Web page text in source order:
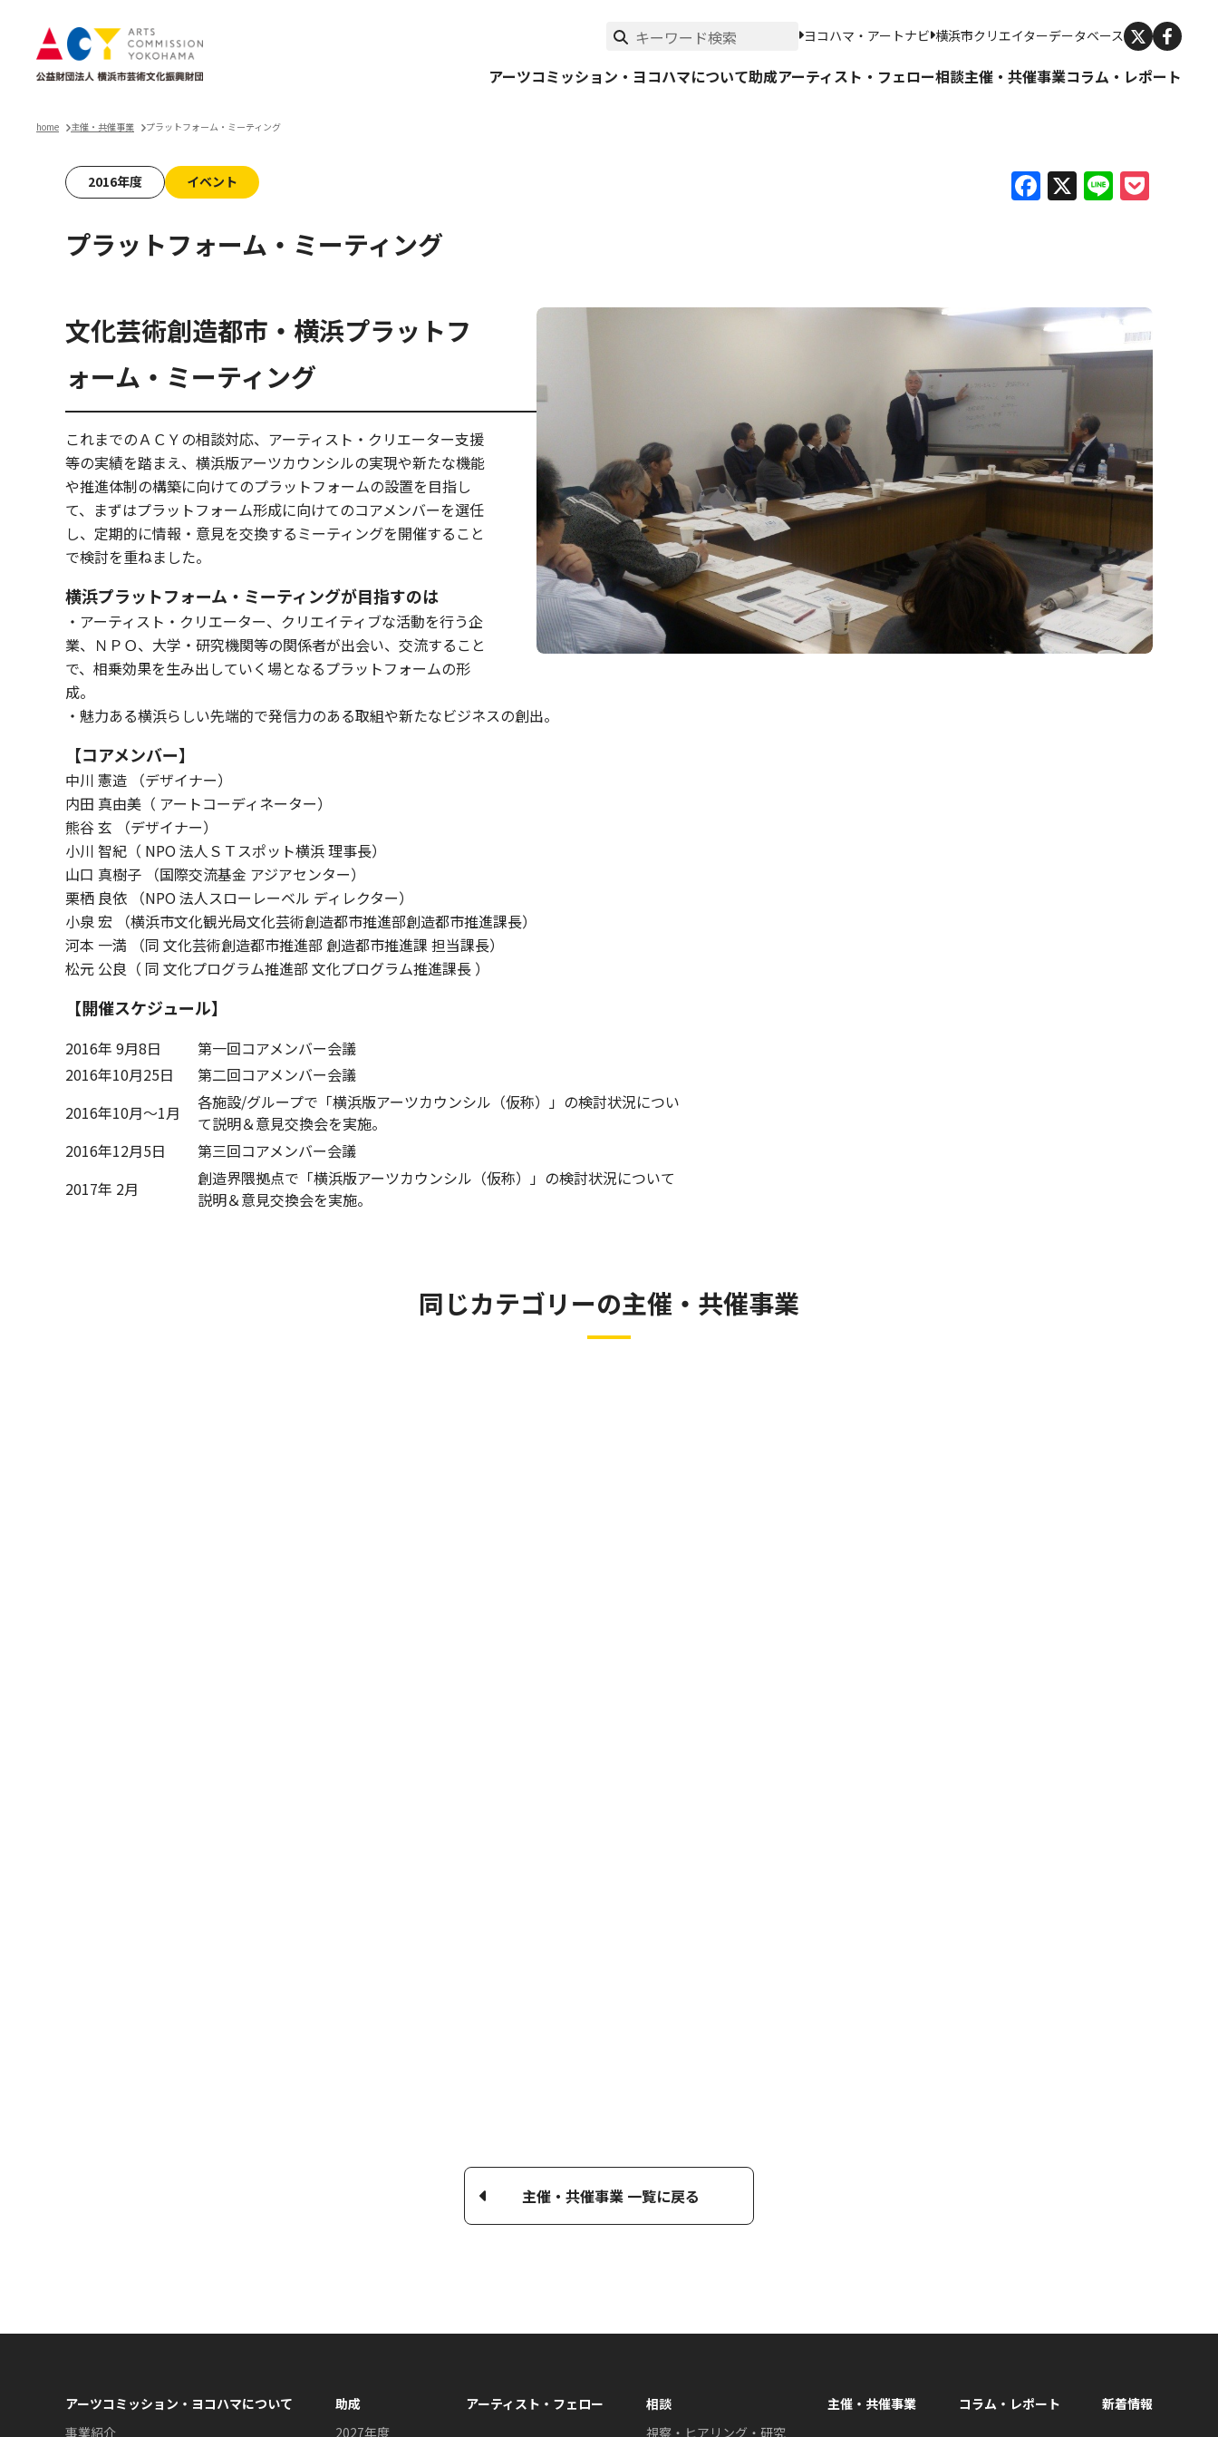
ヨコハマ・アートナビ 横浜市クリエイターデータベース
アーツコミッション・ヨコハマについて助成アーティスト・フェロー相談主催・共催事業コラム・レポート
home 主催・共催事業 プラットフォーム・ミーティング
2016年度 イベント Facebook
X Line
プラットフォーム・ミーティング
文化芸術創造都市・横浜プラットフ
ォーム・ミーティング
これまでのＡＣＹの相談対応、アーティスト・クリエーター支援
等の実績を踏まえ、横浜版アーツカウンシルの実現や新たな機能
や推進体制の構築に向けてのプラットフォームの設置を目指し
て、まずはプラットフォーム形成に向けてのコアメンバーを選任
し、定期的に情報・意見を交換するミーティングを開催すること
で検討を重ねました。
横浜プラットフォーム・ミーティングが目指すのは
・アーティスト・クリエーター、クリエイティブな活動を行う企
業、ＮＰＯ、大学・研究機関等の関係者が出会い、交流すること
で、相乗効果を生み出していく場となるプラットフォームの形
成。
・魅力ある横浜らしい先端的で発信力のある取組や新たなビジネスの創出。
【コアメンバー】
中川 憲造 （デザイナー）
内田 真由美（ アートコーディネーター）
熊谷 玄 （デザイナー）
小川 智紀（ NPO 法人ＳＴスポット横浜 理事長）
山口 真樹子 （国際交流基金 アジアセンター）
栗栖 良依 （NPO 法人スローレーベル ディレクター）
小泉 宏 （横浜市文化観光局文化芸術創造都市推進部創造都市推進課長）
河本 一満 （同 文化芸術創造都市推進部 創造都市推進課 担当課長）
松元 公良（ 同 文化プログラム推進部 文化プログラム推進課長 ）
【開催スケジュール】
2016年 9月8日
第一回コアメンバー会議
2016年10月25日
第二回コアメンバー会議
2016年10月～1月
各施設/グループで「横浜版アーツカウンシル（仮称）」の検討状況につい
て説明＆意見交換会を実施。
2016年12月5日
第三回コアメンバー会議
2017年 2月
創造界隈拠点で「横浜版アーツカウンシル（仮称）」の検討状況について
説明＆意見交換会を実施。
同じカテゴリーの主催・共催事業
主催・共催事業 一覧に戻る
アーツコミッション・ヨコハマについて
事業紹介
助成
2027年度
アーティスト・フェロー
相談
視察・ヒアリング・研究
主催・共催事業 コラム・レポート 新着情報